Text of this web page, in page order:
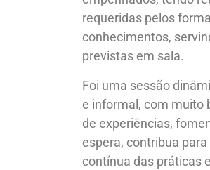
requeridas pelos
conhecimentos,
previstas em sala.
Foi uma sessão
e informal, com muito
de experiências,
espera, contribua
contínua das práticas